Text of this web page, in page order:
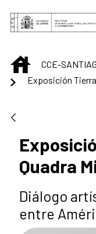
Saltar al contenido
INICIO
CCE-
Exposición
Quadra
Diálogo
entre